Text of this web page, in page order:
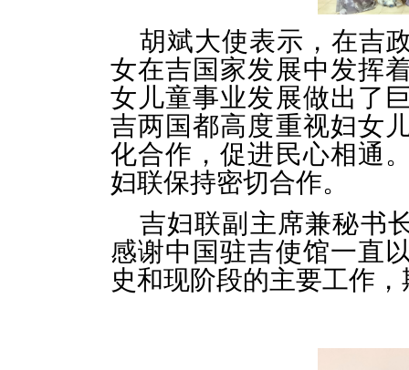
胡斌大使表示，在吉
女在吉国家发展中发挥
女儿童事业发展做出了
吉两国都高度重视妇女
化合作，促进民心相通
妇联保持密切合作。
吉妇联副主席兼秘书
感谢中国驻吉使馆一直
史和现阶段的主要工作